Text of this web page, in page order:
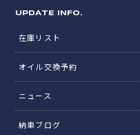
UPDATE INFO.
在庫リスト
オイル交換予約
ニュース
納車ブログ